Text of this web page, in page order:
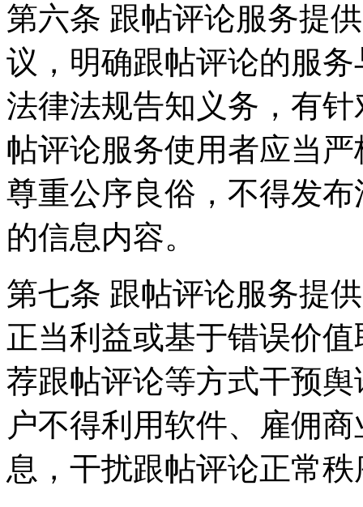
第六条 跟帖评论服务提
议，明确跟帖评论的服
法律法规告知义务，有
帖评论服务使用者应当
尊重公序良俗，不得发
的信息内容。
第七条 跟帖评论服务提
正当利益或基于错误价
荐跟帖评论等方式干预
户不得利用软件、雇佣
息，干扰跟帖评论正常